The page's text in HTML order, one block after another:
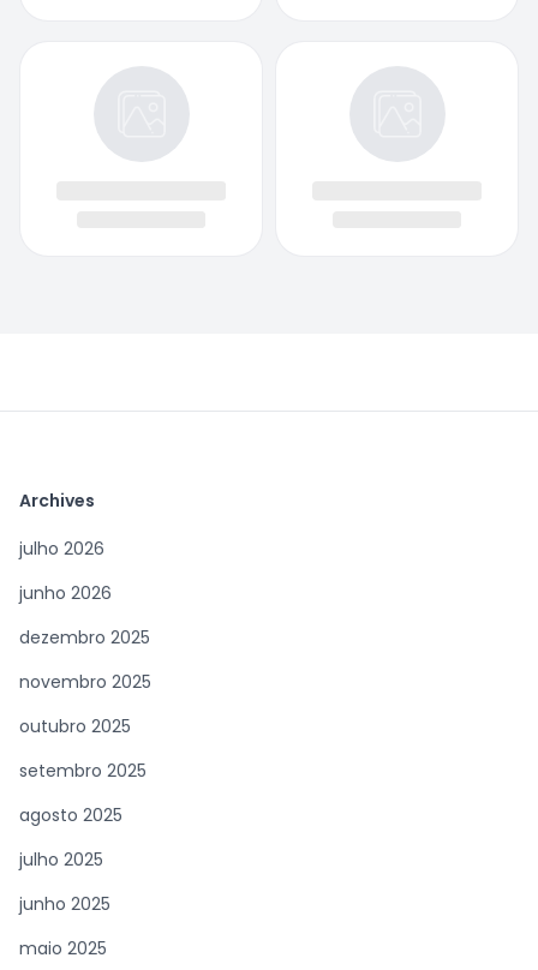
Archives
julho 2026
junho 2026
dezembro 2025
novembro 2025
outubro 2025
setembro 2025
agosto 2025
julho 2025
junho 2025
maio 2025